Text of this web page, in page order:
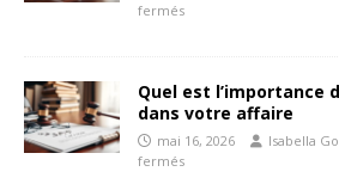
fermés
Quel est l’importance
dans votre affaire
mai 16, 2026 Isabella
fermés